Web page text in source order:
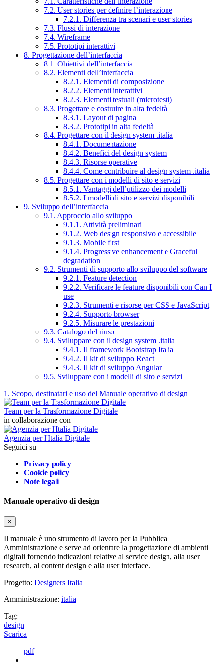
7.2. User stories per definire l’interazione
7.2.1. Differenza tra scenari e user stories
7.3. Flussi di interazione
7.4. Wireframe
7.5. Prototipi interattivi
8. Progettazione dell’interfaccia
8.1. Obiettivi dell’interfaccia
8.2. Elementi dell’interfaccia
8.2.1. Elementi di composizione
8.2.2. Elementi interattivi
8.2.3. Elementi testuali (microtesti)
8.3. Progettare e costruire in alta fedeltà
8.3.1. Layout di pagina
8.3.2. Prototipi in alta fedeltà
8.4. Progettare con il design system .italia
8.4.1. Documentazione
8.4.2. Benefici del design system
8.4.3. Risorse operative
8.4.4. Come contribuire al design system .italia
8.5. Progettare con i modelli di sito e servizi
8.5.1. Vantaggi dell’utilizzo dei modelli
8.5.2. I modelli di sito e servizi disponibili
9. Sviluppo dell’interfaccia
9.1. Approccio allo sviluppo
9.1.1. Attività preliminari
9.1.2. Web design responsivo e accessibile
9.1.3. Mobile first
9.1.4. Progressive enhancement e Graceful
degradation
9.2. Strumenti di supporto allo sviluppo del software
9.2.1. Feature detection
9.2.2. Verificare le feature disponibili con Can I
use
9.2.3. Strumenti e risorse per CSS e JavaScript
9.2.4. Supporto browser
9.2.5. Misurare le prestazioni
9.3. Catalogo del riuso
9.4. Sviluppare con il design system .italia
9.4.1. Il framework Bootstrap Italia
9.4.2. Il kit di sviluppo React
9.4.3. Il kit di sviluppo Angular
9.5. Sviluppare con i modelli di sito e servizi
1. Scopo, destinatari e uso del Manuale operativo di design
Team per la Trasformazione Digitale
in collaborazione con
Agenzia per l'Italia Digitale
Seguici su
Privacy policy
Cookie policy
Note legali
Manuale operativo di design
×
Il manuale è uno strumento di lavoro per la Pubblica
Amministrazione e serve ad orientare la progettazione di ambienti
digitali fornendo indicazioni relative al service design, alla user
research, al content design e alla user interface.
Progetto: Designers Italia
Amministrazione: italia
Tag:
design
Scarica
pdf